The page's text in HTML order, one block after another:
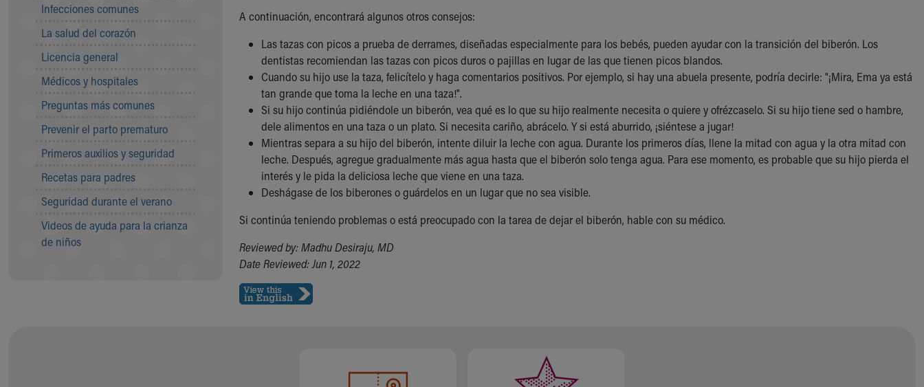
Doggie Brigade
During Your Visit
Rest Accommodations
Visiting
Department of Public Safety
Health Info
Health Information
Healthy Info, Healthy Kids
Inside Children's Blog
KidsHealth Topics
Family Library
Educational Resources
Injury Prevention
Infecciones comunes
La salud del corazón
Licencia general
Médicos y hospitales
Preguntas más comunes
Prevenir el parto prematuro
Primeros auxilios y seguridad
Recetas para padres
Seguridad durante el verano
Videos de ayuda para la crianza
de niños
A continuación, encontrará algunos otros consejos:
Las tazas con picos a prueba de derrames, diseñadas especialmente para los bebés, pueden ayudar con la transición del biberón. Los
dentistas recomiendan las tazas con picos duros o pajillas en lugar de las que tienen picos blandos.
Cuando su hijo use la taza, felicítelo y haga comentarios positivos. Por ejemplo, si hay una abuela presente, podría decirle: "¡Mira, Ema ya está
tan grande que toma la leche en una taza!".
Si su hijo continúa pidiéndole un biberón, vea qué es lo que su hijo realmente necesita o quiere y ofrézcaselo. Si su hijo tiene sed o hambre,
dele alimentos en una taza o un plato. Si necesita cariño, abrácelo. Y si está aburrido, ¡siéntese a jugar!
Mientras separa a su hijo del biberón, intente diluir la leche con agua. Durante los primeros días, llene la mitad con agua y la otra mitad con
leche. Después, agregue gradualmente más agua hasta que el biberón solo tenga agua. Para ese momento, es probable que su hijo pierda el
interés y le pida la deliciosa leche que viene en una taza.
Deshágase de los biberones o guárdelos en un lugar que no sea visible.
Si continúa teniendo problemas o está preocupado con la tarea de dejar el biberón, hable con su médico.
Reviewed by: Madhu Desiraju, MD
Date Reviewed: Jun 1, 2022